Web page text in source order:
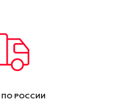
ПО РОССИИ